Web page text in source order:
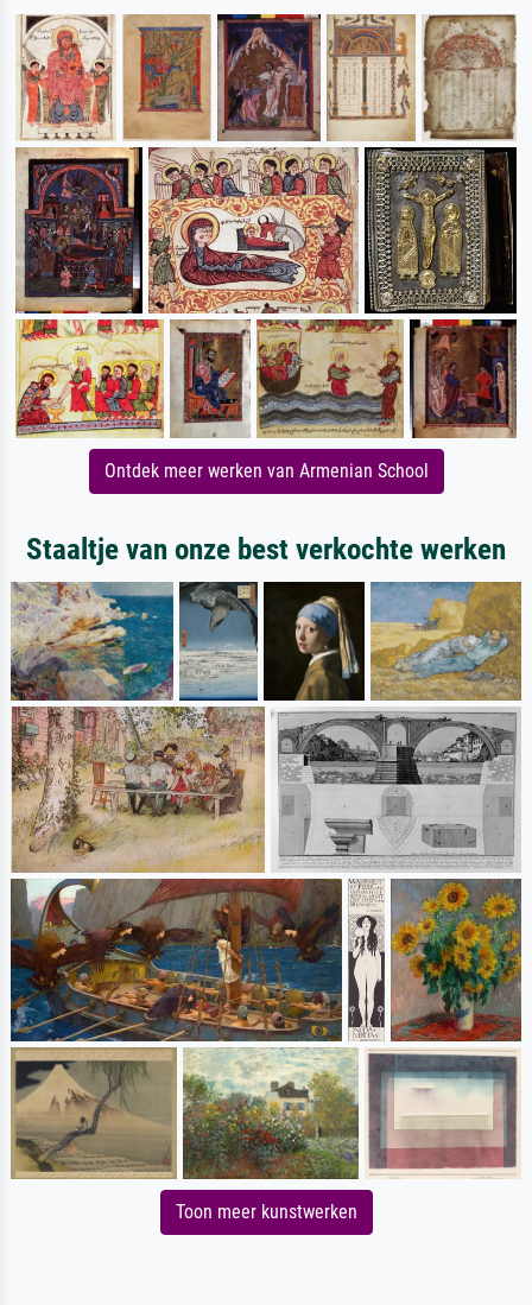
Ontdek meer werken van Armenian School
Staaltje van onze best verkochte werken
Toon meer kunstwerken